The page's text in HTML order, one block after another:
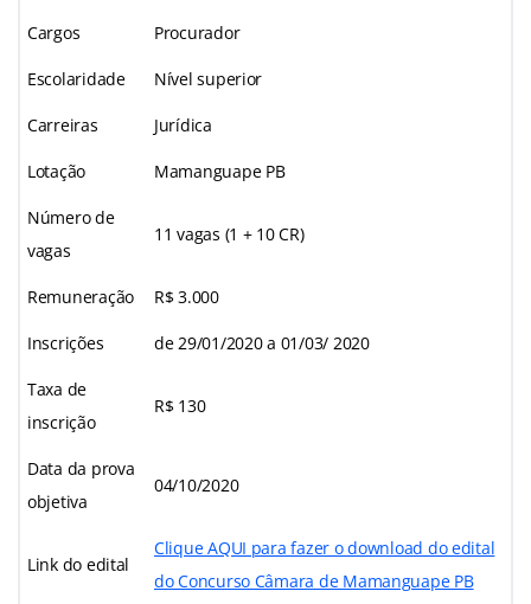
Cargos Procurador
Escolaridade Nível superior
Carreiras Jurídica
Lotação Mamanguape PB
Número de
vagas
11 vagas (1 + 10 CR)
Remuneração R$ 3.000
Inscrições de 29/01/2020 a 01/03/ 2020
Taxa de
inscrição
R$ 130
Data da prova
objetiva
04/10/2020
Link do edital
Clique AQUI para fazer o download do edital
do Concurso Câmara de Mamanguape PB